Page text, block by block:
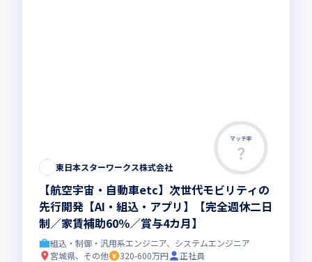
マッチ率
東日本スターワークス株式会社
【航空宇宙・自動車etc】次世代モビリティの
先行開発【AI・組込・アプリ】【完全週休二日
制／家賃補助60％／賞与4カ月】
組込・制御・汎用系エンジニア、システムエンジニア
宮城県、その他
320-600万円
正社員